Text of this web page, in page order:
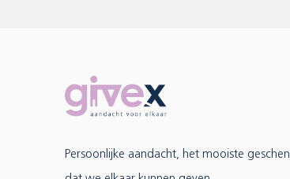
Persoonlijke aandacht, het mooiste